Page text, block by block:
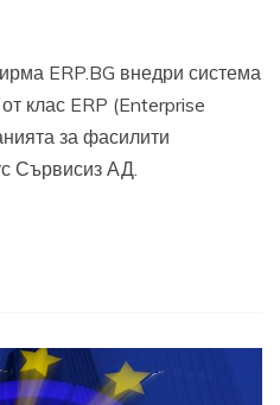
ERP.BG внедри система
клас ERP (Enterprise
за фасилити
Сървисиз АД.